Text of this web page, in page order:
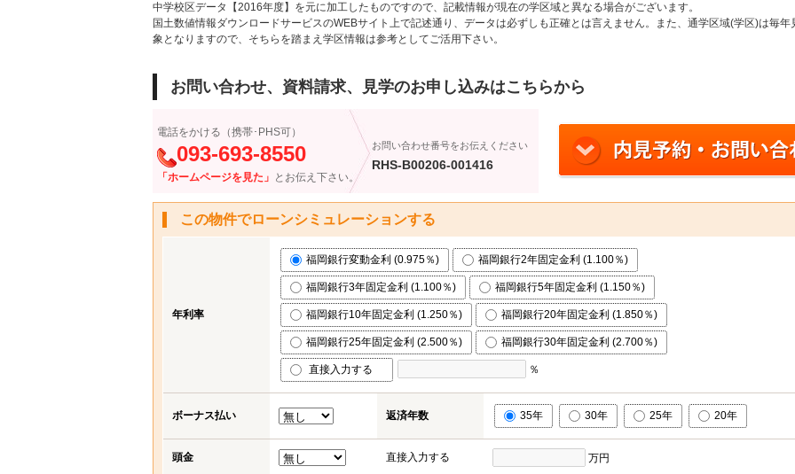
中学校区データ【2016年度】を元に加工したものですので、記載情報が現在の学区域と異なる場合がございます。
国土数値情報ダウンロードサービスのWEBサイト上で記述通り、データは必ずしも正確とは言えません。また、通学区域(学区)は毎年
象となりますので、そちらを踏まえ学区情報は参考としてご活用下さい。
お問い合わせ、資料請求、見学のお申し込みはこちらから
電話をかける（携帯･PHS可）
093-693-8550
「ホームページを見た」 とお伝え下さい。
お問い合わせ番号をお伝えください
RHS-B00206-001416
この物件でローンシミュレーションする
年利率
福岡銀行変動金利 (0.975％) 福岡銀行2年固定金利 (1.100％)
福岡銀行3年固定金利 (1.100％) 福岡銀行5年固定金利 (1.150％)
福岡銀行10年固定金利 (1.250％) 福岡銀行20年固定金利 (1.850％)
福岡銀行25年固定金利 (2.500％) 福岡銀行30年固定金利 (2.700％)
直接入力する ％
ボーナス払い 返済年数 35年 30年 25年 20年
頭金 直接入力する 万円